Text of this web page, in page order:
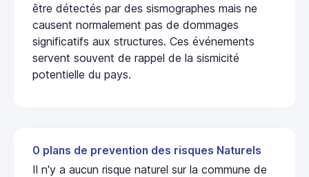
être détectés par des sismographes mais ne
causent normalement pas de dommages
significatifs aux structures. Ces événements
servent souvent de rappel de la sismicité
potentielle du pays.
0 plans de prevention des risques Naturels
Il n'y a aucun risque naturel sur la commune de